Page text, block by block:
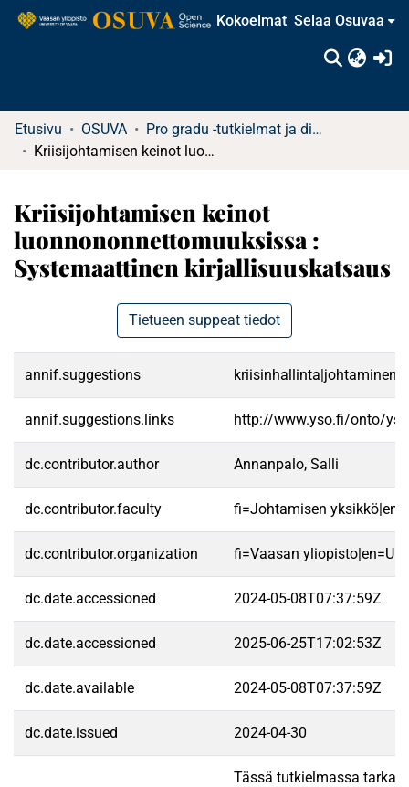
Kokoelmat Selaa Osuvaa
Etusivu OSUVA
Pro gradu -tutkielmat ja diplomityöt
Kriisijohtamisen keinot luonnononnettomuuksissa : Systemaattinen kirjallisuuskatsaus
Kriisijohtamisen keinot
luonnononnettomuuksissa :
Systemaattinen kirjallisuuskatsaus
Tietueen suppeat tiedot
annif.suggestions
annif.suggestions.links http://www.yso.fi/onto/
dc.contributor.author Annanpalo, Salli
dc.contributor.faculty fi=Johtamisen
dc.contributor.organization fi=Vaasan
dc.date.accessioned 2024-05-08T07:37:59Z
dc.date.accessioned 2025-06-25T17:02:53Z
dc.date.available 2024-05-08T07:37:59Z
dc.date.issued 2024-04-30
Tässä tutkielmassa